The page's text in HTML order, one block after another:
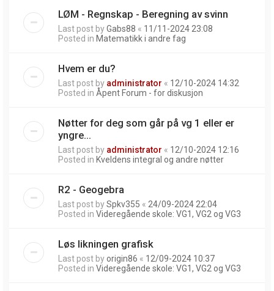
LØM - Regnskap - Beregning av svinn
Last post byGabs88 « 11/11-2024 23:08
Posted in Matematikk i andre fag
Hvem er du?
Last post by administrator « 12/10-2024 14:32
Posted in Åpent Forum - for diskusjon
Nøtter for deg som går på vg 1 eller er
yngre...
Last post by administrator « 12/10-2024 12:16
Posted in Kveldens integral og andre nøtter
R2 - Geogebra
Last post bySpkv355 « 24/09-2024 22:04
Posted in Videregående skole: VG1, VG2 og VG3
Løs likningen grafisk
Last post byorigin86 « 12/09-2024 10:37
Posted in Videregående skole: VG1, VG2 og VG3